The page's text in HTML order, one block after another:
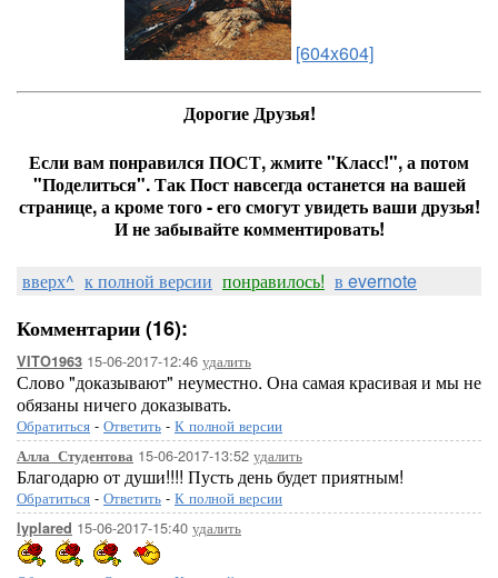
[604x604]
Дорогие Друзья!
Если вам понравился ПОСТ, жмите "Класс!", а потом
"Поделиться". Так Пост навсегда останется на вашей
странице, а кроме того - его смогут увидеть ваши друзья!
И не забывайте комментировать!
вверх^ к полной версии понравилось! в evernote
Комментарии (16):
VITO1963 15-06-2017-12:46 удалить
Слово "доказывают" неуместно. Она самая красивая и мы не
обязаны ничего доказывать.
Обратиться - Ответить - К полной версии
Алла_Студентова 15-06-2017-13:52 удалить
Благодарю от души!!!! Пусть день будет приятным!
Обратиться - Ответить - К полной версии
lyplared 15-06-2017-15:40 удалить